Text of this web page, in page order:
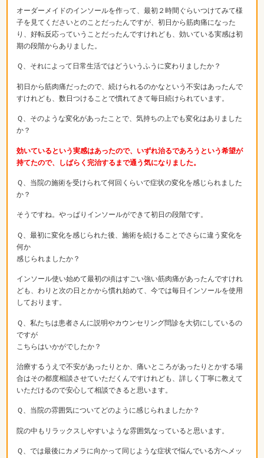
オーダーメイドのインソールを作って、最初２時間ぐらいつけてみて様
子を見てくださいとのことだったんですが、初日から筋肉痛になった
り、好転反応っていうことだったんですけれども、効いている実感は初
期の段階からありました。
Ｑ、それによって日常生活ではどういうふうに変わりましたか？
初日から筋肉痛だったので、続けられるのかなという不安はあったんで
すけれども、数日つけることで慣れてきて毎日続けられています。
Ｑ、そのような変化があったことで、気持ちの上でも変化はありました
か？
効いているという実感はあったので、いずれ治るであろうという希望が
持てたので、しばらく完治するまで通う気になりました。
Ｑ、当院の施術を受けられて何回くらいで症状の変化を感じられました
か？
そうですね。やっぱりインソールができて初日の段階です。
Ｑ、最初に変化を感じられた後、施術を続けることでさらに違う変化を
何か
感じられましたか？
インソール使い始めて最初の頃はすごい強い筋肉痛があったんですけれ
ども、わりと次の日とかから慣れ始めて、今では毎日インソールを使用
しております。
Ｑ、私たちは患者さんに説明やカウンセリング問診を大切にしているの
ですが
こちらはいかがでしたか？
治療するうえで不安があったりとか、痛いところがあったりとかする場
合はその都度相談させていただくんですけれども、詳しく丁寧に教えて
いただけるので安心して相談できると思います。
Ｑ、当院の雰囲気についてどのように感じられましたか？
院の中もリラックスしやすいような雰囲気なっていると思います。
Ｑ、では最後にカメラに向かって同じような症状で悩んでいる方へメッ